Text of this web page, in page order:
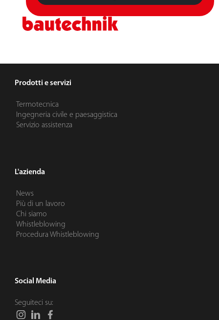
Prodotti e servizi
Termotecnica
Ingegneria civile e paesaggistica
Servizio assistenza
L'azienda
News
Più di un lavoro
Chi siamo
Whistleblowing
Procedura Whistleblowing
Social Media
Seguiteci su: